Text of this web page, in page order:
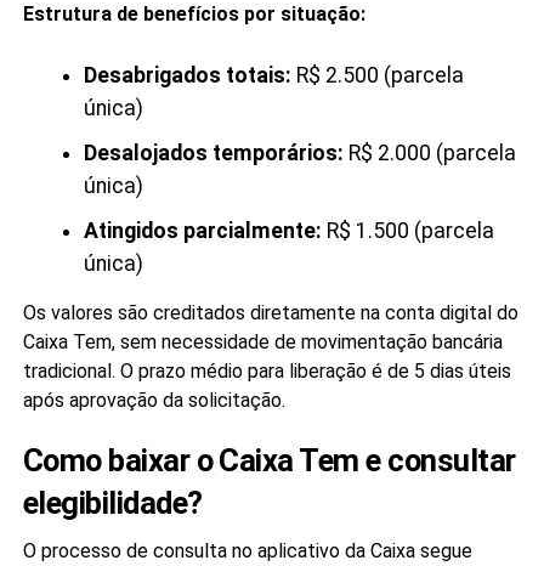
Estrutura de benefícios por situação:
Desabrigados totais: R$ 2.500 (parcela
única)
Desalojados temporários: R$ 2.000 (parcela
única)
Atingidos parcialmente: R$ 1.500 (parcela
única)
Os valores são creditados diretamente na conta digital do
Caixa Tem, sem necessidade de movimentação bancária
tradicional. O prazo médio para liberação é de 5 dias úteis
após aprovação da solicitação.
Como baixar o Caixa Tem e consultar
elegibilidade?
O processo de consulta no aplicativo da Caixa segue